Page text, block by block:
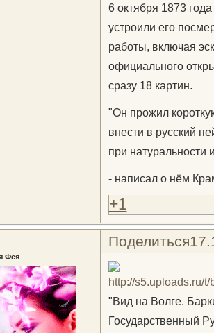
6 октября 1873
устроили его
работы, включая
официального
сразу 18 картин.
"Он прожил
внести в русский
при натуральности
- написал о нём
+1
Поделиться
Фея
"Вид на Волге.
Государственный